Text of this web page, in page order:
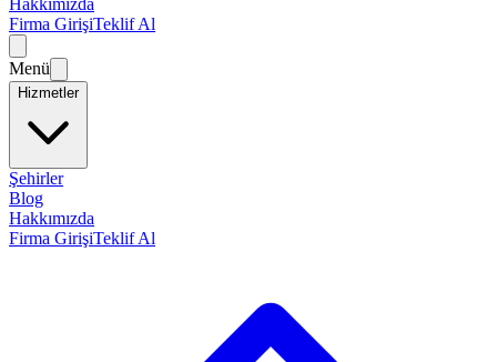
Hakkımızda
Firma GirişiTeklif Al
Menü
Hizmetler
Şehirler
Blog
Hakkımızda
Firma GirişiTeklif Al